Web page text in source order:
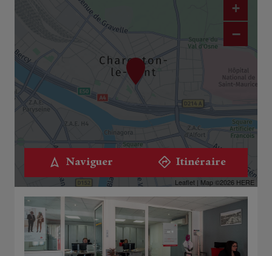
+
−
Leaflet | Map ©2026 HERE
Naviguer Itinéraire